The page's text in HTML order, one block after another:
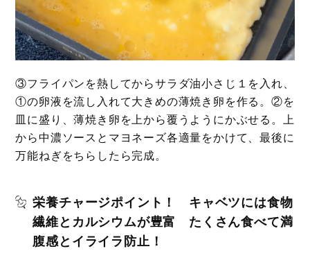
③フライパンを熱してからサラダ油小さじ１を入れ、
①の卵液を流し入れて大きめの薄焼き卵を作る。②を
皿に盛り、薄焼き卵を上から覆うようにかぶせる。上
から中濃ソースとマヨネーズ各適量をかけて、最後に
万能ねぎをちらしたら完成。
栄養チャージポイント！ キャベツには食物
繊維とカルシウムが豊富 たくさん食べて満
腹感とイライラ防止！